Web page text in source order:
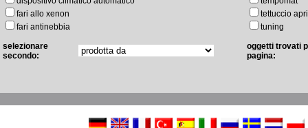
fari allo xenon
fari antinebbia
tettuccio
tuning
selezionare
secondo:
oggetti trovati
pagina: